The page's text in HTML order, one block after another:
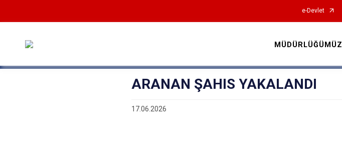
e-Devlet
MÜDÜRLÜĞÜMÜZ
ARANAN ŞAHIS YAKALANDI
17.06.2026